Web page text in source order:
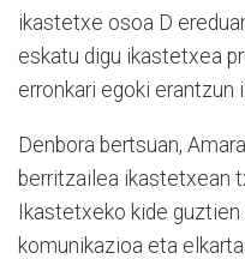
ikastetxe osoa D
eskatu digu ikastetxea
erronkari egoki erantzun
Denbora bertsuan,
berritzailea ikastetxean
Ikastetxeko kide guztien
komunikazioa eta